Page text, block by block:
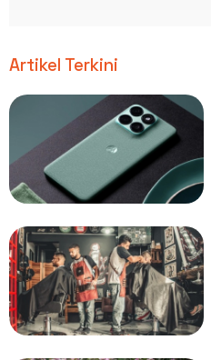
Artikel Terkini